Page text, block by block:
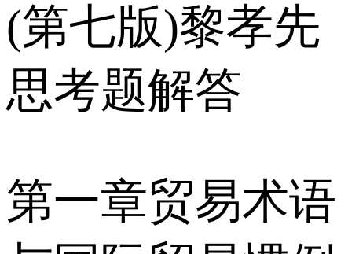
(第七版)黎孝先
思考题解答
第一章贸易术语